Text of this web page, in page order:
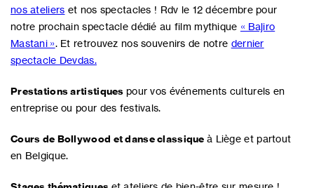
nos ateliers et nos spectacles ! Rdv le 12 décembre pour
notre prochain spectacle dédié au film mythique « Bajiro
Mastani ». Et retrouvez nos souvenirs de notre dernier
spectacle Devdas.
Prestations artistiques pour vos événements culturels en
entreprise ou pour des festivals.
Cours de Bollywood et danse classique à Liège et partout
en Belgique.